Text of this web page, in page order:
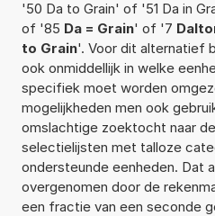
'50 Da to Grain' of '51 Da in
of '85 Da = Grain' of '7
to Grain'. Voor dit alternatief
ook onmiddellijk in welke
specifiek moet worden
mogelijkheden men ook
omslachtige zoektocht naar
selectielijsten met talloze
ondersteunde eenheden. Dat
overgenomen door de
een fractie van een seconde